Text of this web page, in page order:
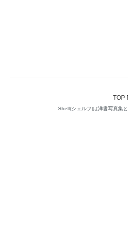
TOP
Shelf(シェルフ)は洋書写真集